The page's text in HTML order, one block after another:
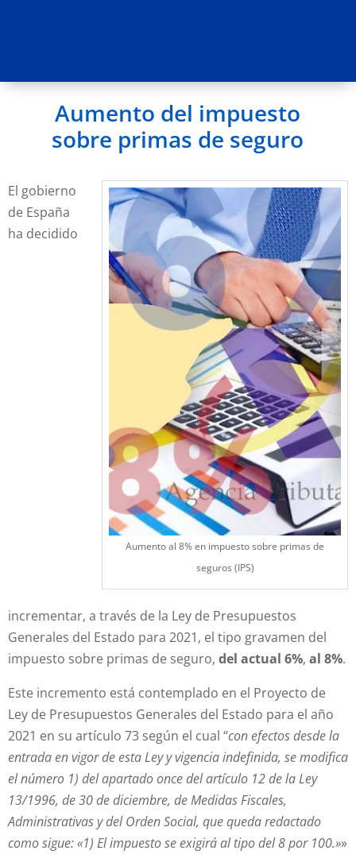
Aumento del impuesto
sobre primas de seguro
Aumento al 8% en impuesto sobre primas de
seguros (IPS)
El gobierno
de España
ha decidido
incrementar, a través de la Ley de Presupuestos
Generales del Estado para 2021, el tipo gravamen del
impuesto sobre primas de seguro, del actual 6%, al 8%.
Este incremento está contemplado en el Proyecto de
Ley de Presupuestos Generales del Estado para el año
2021 en su artículo 73 según el cual “con efectos desde la
entrada en vigor de esta Ley y vigencia indefinida, se modifica
el número 1) del apartado once del artículo 12 de la Ley
13/1996, de 30 de diciembre, de Medidas Fiscales,
Administrativas y del Orden Social, que queda redactado
como sigue: «1) El impuesto se exigirá al tipo del 8 por 100.»»